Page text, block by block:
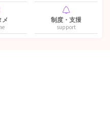
メ 制度・支援
support